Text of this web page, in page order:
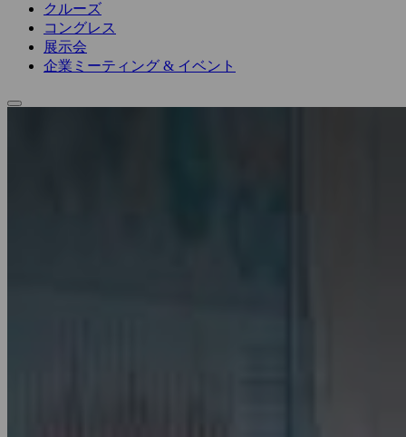
クルーズ
コングレス
展示会
企業ミーティング & イベント